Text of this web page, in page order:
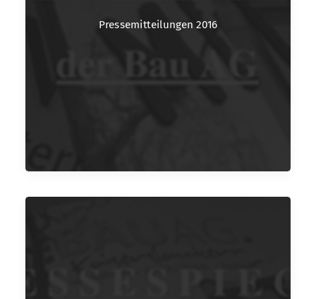
Pressemitteilungen 2016